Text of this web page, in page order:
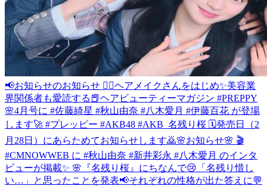
📢お知らせのお知らせ 💆‍♀️ヘアメイクさんをはじめ✨美容業
界関係者も愛読する📕ヘアビューティーマガジン #PREPPY
🌸4月号に #佐藤綺星 #秋山由奈 #八木愛月 #伊藤百花 が登場
します🚀 #プレッピー #AKB48 #AKB_名残り桜 🗓発売日（2
月28日）にあらためてお知らせします🙇🌸お知らせ🌸 🎬
#CMNOWWEB に #秋山由奈 #新井彩永 #八木愛月 のインタ
ビューが掲載✨ 🌸『名残り桜』にちなんで😢「名残り惜し
い…」と思ったことを発表📢それぞれの性格が出た答えに💬